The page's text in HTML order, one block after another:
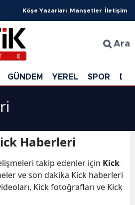
Köşe Yazarları Manşetler İletişim
Ara
GÜNDEM YEREL SPOR
Haberleri
takip edenler için Kick
ve son dakika Kick haberleri
Kick fotoğrafları ve Kick